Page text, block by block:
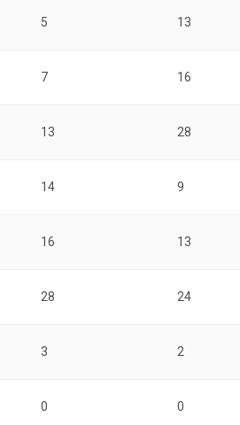
5 13
7 16
13 28
14 9
16 13
28 24
3 2
0 0